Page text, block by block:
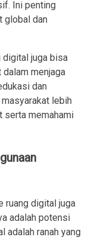
Ini penting
global dan
digital juga bisa
menjaga
dan
lebih
serta memahami
ruang digital juga
adalah potensi
adalah ranah yang